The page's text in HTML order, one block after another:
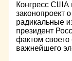
Конгресс США
законопроект
радикальные
президент
фактом своего
важнейшего